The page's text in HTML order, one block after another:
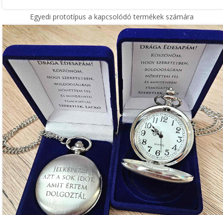
Egyedi prototípus a kapcsolódó termékek számára